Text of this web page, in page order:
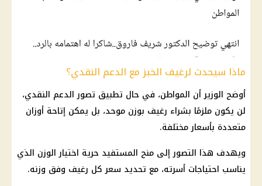
ماذا سيحدث لرغيف الخبز مع الدعم النقدي؟
أوضح الوزير أن المواطن، في حال تطبيق تصورالدعم النقدي،
لن يكون ملزمًا بشراء رغيف بوزن موحد، بل يمكن إتاحة أوزان
متعددة بأسعار مختلفة.
ويهدف هذا التصور إلى منح المستفيد حرية اختيار الوزن الذي
يناسب احتياجات أسرته، مع تحديد سعر كل رغيف وفق وزنه.